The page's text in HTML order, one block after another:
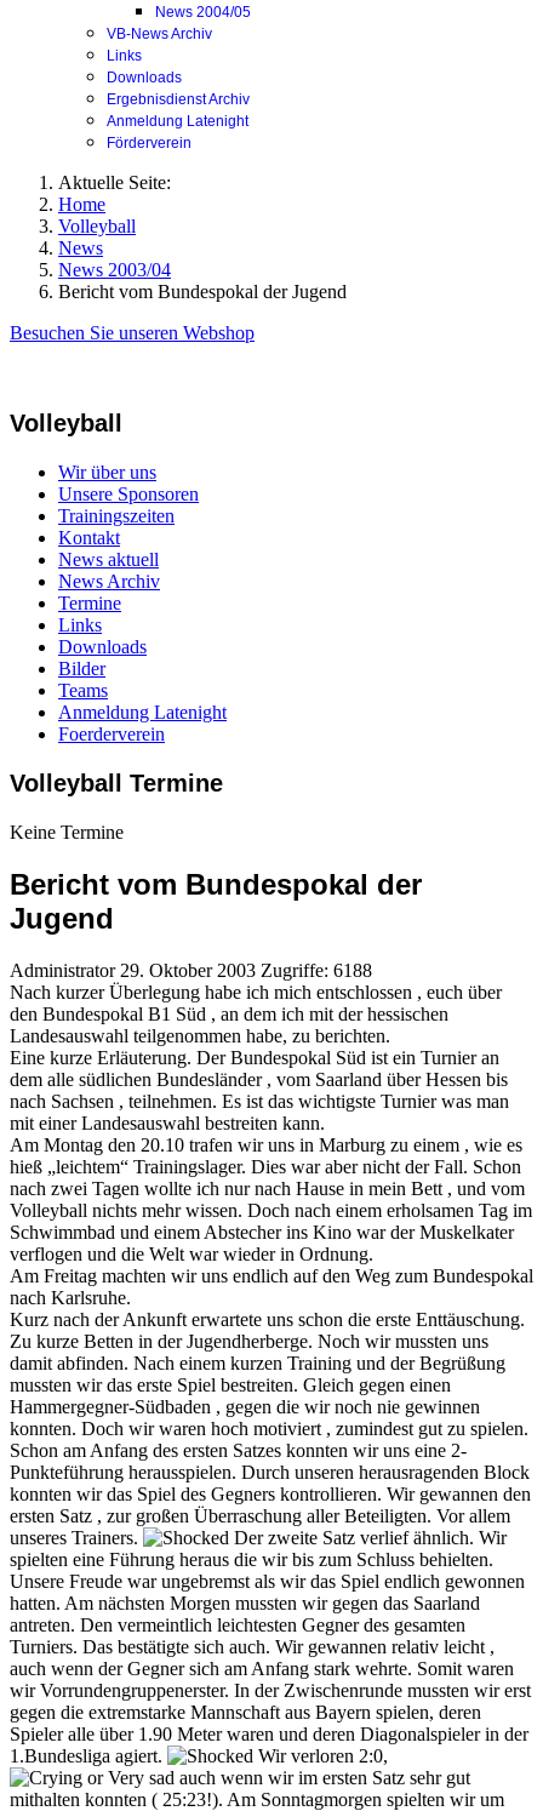
News 2004/05
VB-News Archiv
Links
Downloads
Ergebnisdienst Archiv
Anmeldung Latenight
Förderverein
Aktuelle Seite:
Home
Volleyball
News
News 2003/04
Bericht vom Bundespokal der Jugend
Besuchen Sie unseren Webshop
Volleyball
Wir über uns
Unsere Sponsoren
Trainingszeiten
Kontakt
News aktuell
News Archiv
Termine
Links
Downloads
Bilder
Teams
Anmeldung Latenight
Foerderverein
Volleyball Termine
Keine Termine
Bericht vom Bundespokal der
Jugend
Administrator 29. Oktober 2003 Zugriffe: 6188
Nach kurzer Überlegung habe ich mich entschlossen , euch über
den Bundespokal B1 Süd , an dem ich mit der hessischen
Landesauswahl teilgenommen habe, zu berichten.
Eine kurze Erläuterung. Der Bundespokal Süd ist ein Turnier an
dem alle südlichen Bundesländer , vom Saarland über Hessen bis
nach Sachsen , teilnehmen. Es ist das wichtigste Turnier was man
mit einer Landesauswahl bestreiten kann.
Am Montag den 20.10 trafen wir uns in Marburg zu einem , wie es
hieß „leichtem“ Trainingslager. Dies war aber nicht der Fall. Schon
nach zwei Tagen wollte ich nur nach Hause in mein Bett , und vom
Volleyball nichts mehr wissen. Doch nach einem erholsamen Tag im
Schwimmbad und einem Abstecher ins Kino war der Muskelkater
verflogen und die Welt war wieder in Ordnung.
Am Freitag machten wir uns endlich auf den Weg zum Bundespokal
nach Karlsruhe.
Kurz nach der Ankunft erwartete uns schon die erste Enttäuschung.
Zu kurze Betten in der Jugendherberge. Noch wir mussten uns
damit abfinden. Nach einem kurzen Training und der Begrüßung
mussten wir das erste Spiel bestreiten. Gleich gegen einen
Hammergegner-Südbaden , gegen die wir noch nie gewinnen
konnten. Doch wir waren hoch motiviert , zumindest gut zu spielen.
Schon am Anfang des ersten Satzes konnten wir uns eine 2-
Punkteführung herausspielen. Durch unseren herausragenden Block
konnten wir das Spiel des Gegners kontrollieren. Wir gewannen den
ersten Satz , zur großen Überraschung aller Beteiligten. Vor allem
unseres Trainers.
Der zweite Satz verlief ähnlich. Wir
spielten eine Führung heraus die wir bis zum Schluss behielten.
Unsere Freude war ungebremst als wir das Spiel endlich gewonnen
hatten. Am nächsten Morgen mussten wir gegen das Saarland
antreten. Den vermeintlich leichtesten Gegner des gesamten
Turniers. Das bestätigte sich auch. Wir gewannen relativ leicht ,
auch wenn der Gegner sich am Anfang stark wehrte. Somit waren
wir Vorrundengruppenerster. In der Zwischenrunde mussten wir erst
gegen die extremstarke Mannschaft aus Bayern spielen, deren
Spieler alle über 1.90 Meter waren und deren Diagonalspieler in der
1.Bundesliga agiert.
Wir verloren 2:0,
auch wenn wir im ersten Satz sehr gut
mithalten konnten ( 25:23!). Am Sonntagmorgen spielten wir um